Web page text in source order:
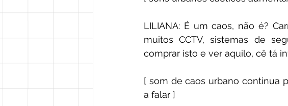
LILIANA: É um caos, não é?
muitos CCTV, sistemas de
comprar isto e ver aquilo, cê tá
[ som de caos urbano continua
a falar ]